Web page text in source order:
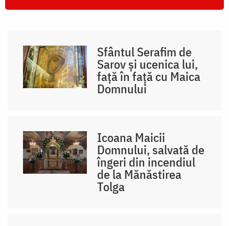
Sfântul Serafim de
Sarov și ucenica lui,
față în față cu Maica
Domnului
Icoana Maicii
Domnului, salvată de
îngeri din incendiul
de la Mănăstirea
Tolga